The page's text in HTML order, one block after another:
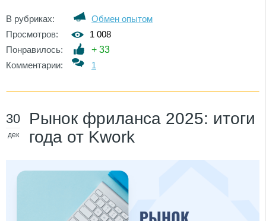
В рубриках:
Обмен опытом
Просмотров:
1 008
Понравилось:
+ 33
Комментарии:
1
30
дек
Рынок фриланса 2025: итоги
года от Kwork